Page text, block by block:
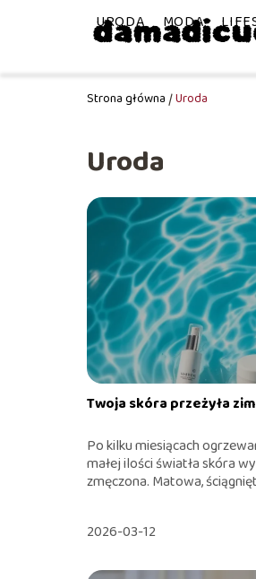
URODA MODA
Strona główna/Uroda
Uroda
Twoja skóra przeżyła
Po kilku miesiącach
małej ilości światła skóra
zmęczona. Matowa,
2026-03-12